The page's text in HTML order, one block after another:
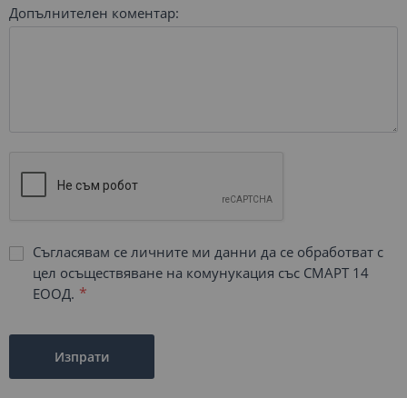
Допълнителен коментар:
Съгласявам се личните ми данни да се обработват с
цел осъществяване на комунукация със СМАРТ 14
ЕООД.
Изпрати